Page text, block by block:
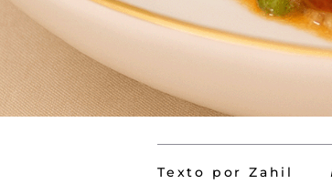
Texto por Zahil